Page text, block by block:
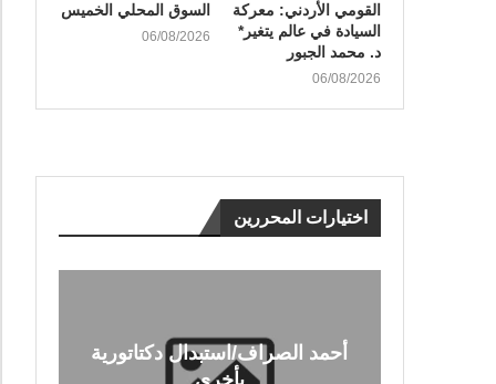
القومي الأردني: معركة
السيادة في عالم يتغير*
د. محمد الجبور
06/08/2026
السوق المحلي الخميس
06/08/2026
اختيارات المحررين
أحمد الصراف/استبدال دكتاتورية